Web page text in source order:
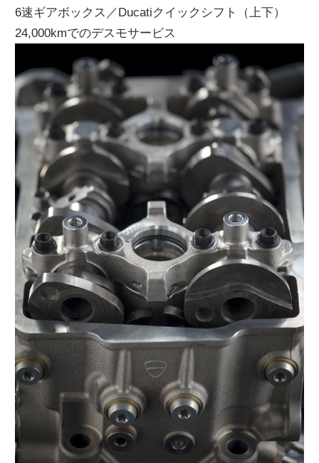
6速ギアボックス／Ducatiクイックシフト（上下）
24,000kmでのデスモサービス